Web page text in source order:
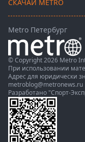
СКАЧАЙ METRO
Metro Петербург
© Copyright 2026 Metro
При использовании
Адрес для юридически
metroblog@metronews.ru
Разработано "Спорт-